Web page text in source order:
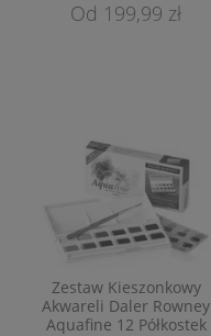
199,99 zł
Zestaw Kieszonkowy
Akwareli Daler Rowney
Aquafine 12 Półkostek